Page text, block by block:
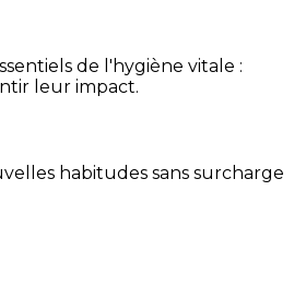
de l'hygiène vitale :
leur impact.
habitudes sans surcharge